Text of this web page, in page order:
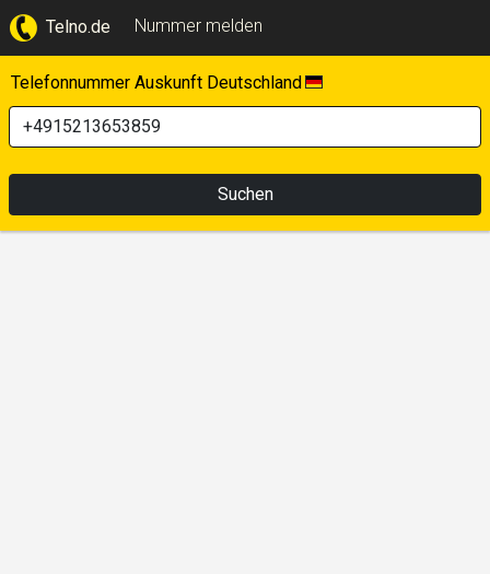
Telno.de Nummer melden
Telefonnummer Auskunft Deutschland
Suchen